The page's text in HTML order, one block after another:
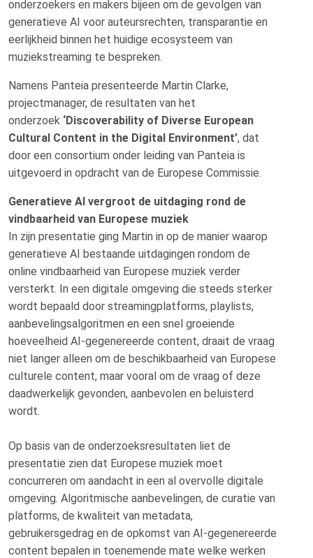
onderzoekers en makers bijeen om de gevolgen van
generatieve AI voor auteursrechten, transparantie en
eerlijkheid binnen het huidige ecosysteem van
muziekstreaming te bespreken.
Namens Panteia presenteerde Martin Clarke,
projectmanager, de resultaten van het
onderzoek ‘Discoverability of Diverse European
Cultural Content in the Digital Environment’, dat
door een consortium onder leiding van Panteia is
uitgevoerd in opdracht van de Europese Commissie.
Generatieve AI vergroot de uitdaging rond de
vindbaarheid van Europese muziek
In zijn presentatie ging Martin in op de manier waarop
generatieve AI bestaande uitdagingen rondom de
online vindbaarheid van Europese muziek verder
versterkt. In een digitale omgeving die steeds sterker
wordt bepaald door streamingplatforms, playlists,
aanbevelingsalgoritmen en een snel groeiende
hoeveelheid AI-gegenereerde content, draait de vraag
niet langer alleen om de beschikbaarheid van Europese
culturele content, maar vooral om de vraag of deze
daadwerkelijk gevonden, aanbevolen en beluisterd
wordt.
Op basis van de onderzoeksresultaten liet de
presentatie zien dat Europese muziek moet
concurreren om aandacht in een al overvolle digitale
omgeving. Algoritmische aanbevelingen, de curatie van
platforms, de kwaliteit van metadata,
gebruikersgedrag en de opkomst van AI-gegenereerde
content bepalen in toenemende mate welke werken